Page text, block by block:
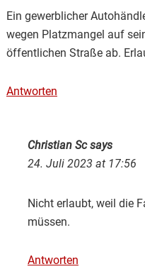
Ein gewerblicher
wegen Platzmangel auf
öffentlichen Straße ab.
Antworten
Christian Scsays
24. Juli 2023 at 17:56
Nicht erlaubt, weil die
müssen.
Antworten